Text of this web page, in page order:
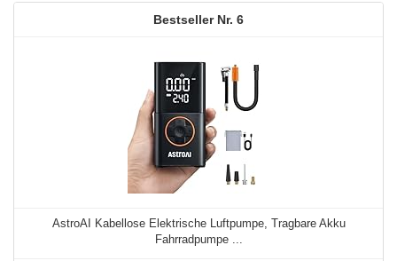
6
AstroAI Kabellose Elektrische Luftpumpe, Tragbare Akku
Fahrradpumpe ...